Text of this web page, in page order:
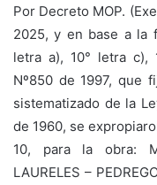
Por Decreto MOP.
2025, y en base a la
letra a), 10° letra c),
Nº850 de 1997, que
sistematizado de la
de 1960, se
10, para la obra:
LAURELES –